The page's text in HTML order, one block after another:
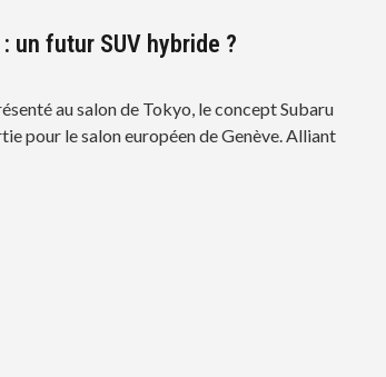
un futur SUV hybride ?
au salon de Tokyo, le concept Subaru
pour le salon européen de Genève. Alliant